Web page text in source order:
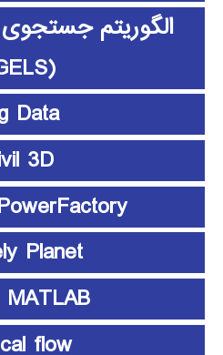
الگوریتم
(GELS)
Data
3D
Planet
MATLAB متلب
flow